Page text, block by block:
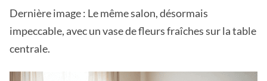
Dernière image : Le même salon, désormais
impeccable, avec un vase de fleurs fraîches sur la table
centrale.